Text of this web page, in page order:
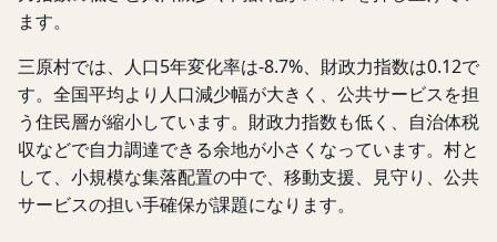
ます。
三原村では、人口5年変化率は-8.7%、財政力指数は0.12で
す。全国平均より人口減少幅が大きく、公共サービスを担
う住民層が縮小しています。財政力指数も低く、自治体税
収などで自力調達できる余地が小さくなっています。村と
して、小規模な集落配置の中で、移動支援、見守り、公共
サービスの担い手確保が課題になります。